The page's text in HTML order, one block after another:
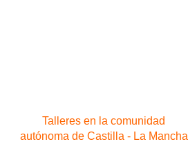
Talleres en la comunidad
autónoma de Castilla - La Mancha